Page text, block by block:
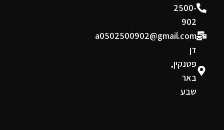
2500-
902
a0502500902@gmail.com
דן
פטנקין,
באר
שבע